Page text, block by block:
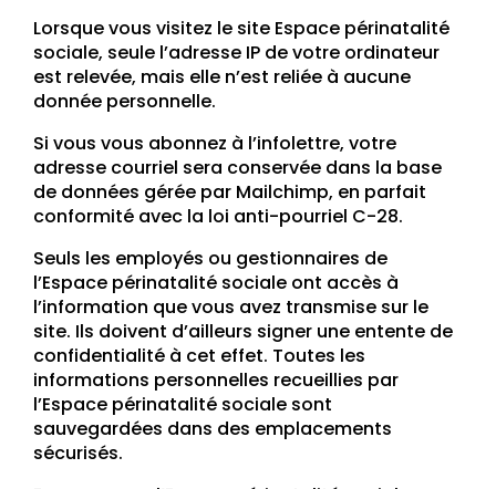
Lorsque vous visitez le site Espace périnatalité
sociale, seule l’adresse IP de votre ordinateur
est relevée, mais elle n’est reliée à aucune
donnée personnelle.
Si vous vous abonnez à l’infolettre, votre
adresse courriel sera conservée dans la base
de données gérée par Mailchimp, en parfait
conformité avec la loi anti-pourriel C-28.
Seuls les employés ou gestionnaires de
l’Espace périnatalité sociale ont accès à
l’information que vous avez transmise sur le
site. Ils doivent d’ailleurs signer une entente de
confidentialité à cet effet. Toutes les
informations personnelles recueillies par
l’Espace périnatalité sociale sont
sauvegardées dans des emplacements
sécurisés.